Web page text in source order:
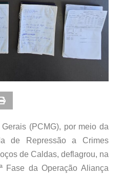
(PCMG), por meio da
de Repressão a Crimes
de Caldas, deflagrou, na
Fase da Operação Aliança